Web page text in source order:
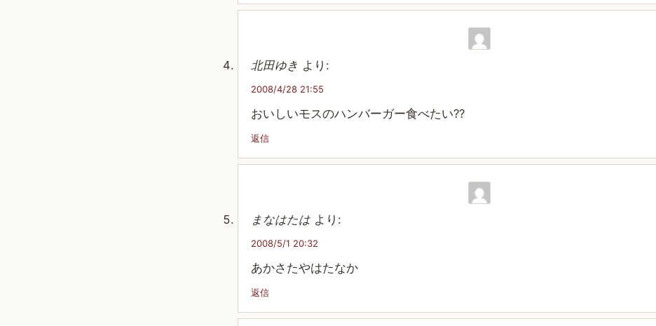
北田ゆき より:
2008/4/28 21:55
おいしいモスのハンバーガー食べたい??
返信
まなはたは より:
2008/5/1 20:32
あかさたやはたなか
返信